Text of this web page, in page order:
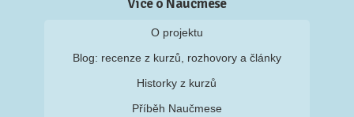
O projektu
Blog: recenze z kurzů, rozhovory a články
Historky z kurzů
Příběh Naučmese